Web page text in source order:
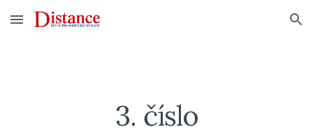
Skip to main content Skip to navigation
3. číslo